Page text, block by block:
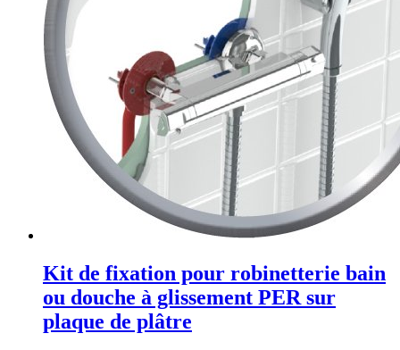
Kit de fixation pour robinetterie bain
ou douche à glissement PER sur
plaque de plâtre